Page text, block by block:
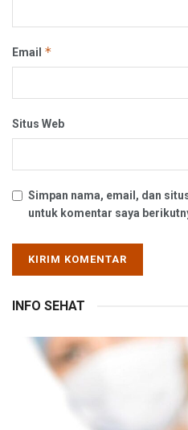
Email *
Situs Web
Simpan nama, email, dan
untuk komentar saya
INFO SEHAT